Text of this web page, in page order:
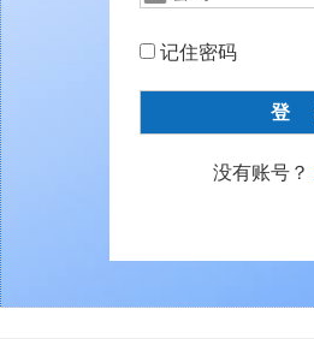
记住密码
没有账号？